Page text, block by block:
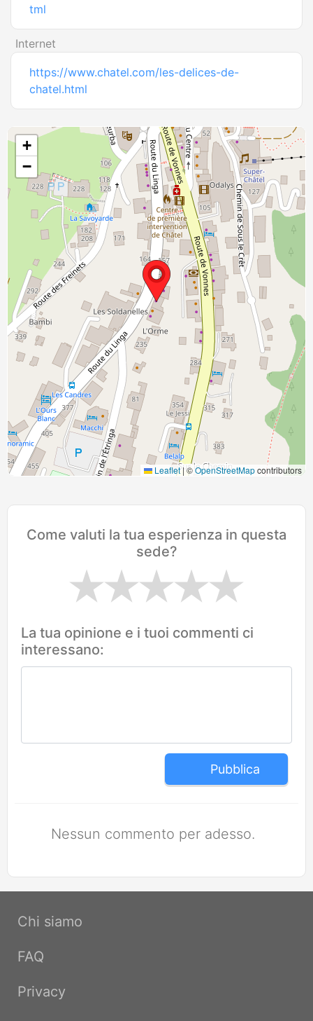
tml
Internet
https://www.chatel.com/les-delices-de-
chatel.html
+
−
Leaflet |©OpenStreetMapcontributors
Come valuti la tua esperienza in questa
sede?
La tua opinione e i tuoi commenti ci
interessano:
Pubblica
Nessun commento per adesso.
Chi siamo
FAQ
Privacy